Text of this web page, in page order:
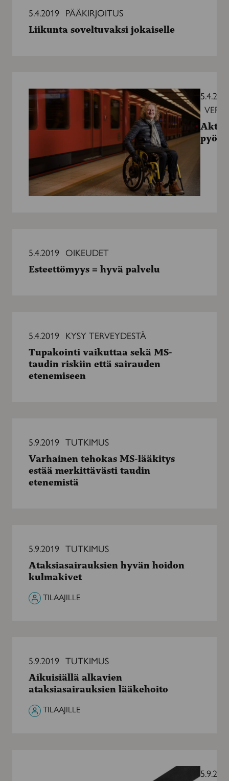
soveltuvaksi
jokaiselle
5.4.2019 PÄÄKIRJOITUS
Liikunta soveltuvaksi jokaiselle
pyörätuolissa
hyvä
palvelu
5.4.2019 OIKEUDET
Esteettömyys = hyvä palvelu
vaikuttaa
taudin
riskiin
5.4.2019 KYSY TERVEYDESTÄ
Tupakointi vaikuttaa sekä MS-
taudin riskiin että sairauden
etenemiseen
tehokas
lääkitys
estää
merkittävästi
5.9.2019 TUTKIMUS
Varhainen tehokas MS-lääkitys
estää merkittävästi taudin
etenemistä
hyvän
hoidon
kulmakivet
5.9.2019 TUTKIMUS
Ataksiasairauksien hyvän hoidon
kulmakivet
TILAAJILLE
alkavien
ataksiasairauksien
lääkehoito
5.9.2019 TUTKIMUS
Aikuisiällä alkavien
ataksiasairauksien lääkehoito
TILAAJILLE